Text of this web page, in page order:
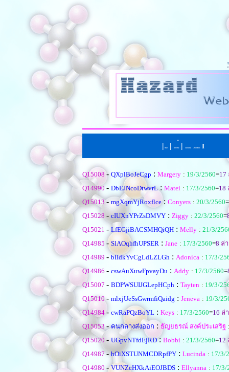
| | ่ | I
Q15008 - QXplBoJeCgp : Margery : 19/3/2560=17
Q14990 - DbEJNcoDtwvrL: Matei : 17/3/2560=18
Q15013- mgXqmYjRoxflce: Conyers : 20/3/2560=
Q15028 -cIUXnYPrZsDMVY : Ziggy : 22/3/2560=
Q15021 - LfEGjiBACSMHQiQH : Melly : 21/3/
Q14985 - SlAOqhfhUPSER : Jane : 17/3/2560=8 ล่
Q14989 - bIIdkYvCgLdLZLGh : Adonica : 17/3/
Q14986 - cswAuXuwFpvayDu : Addy : 17/3/2560=
Q15007 - BDPWSUIJGLepHCph : Tayten : 19/3/
Q15010- mlxjUeSsGwrmfiQaidg : Jeneva : 19/3/
Q14984 - cwRaPQzBoYL : Keys : 17/3/2560=16 ล่
Q15053-คนกลางส่งออก : ธัญยธรณ์ สงค์ประเสริฐ
Q15020 - UGpvNTfdEjRD: Bobbi : 21/3/2560=12
Q14987-hOiXSTUNMCDRpfPY : Lucinda : 17/3/
Q14980 -VUNZcHXkAiEOJBDS : Ellyanna : 17/3/